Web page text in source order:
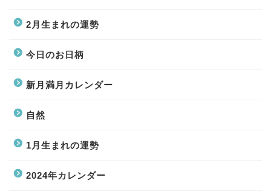
2月生まれの運勢
今日のお日柄
新月満月カレンダー
自然
1月生まれの運勢
2024年カレンダー